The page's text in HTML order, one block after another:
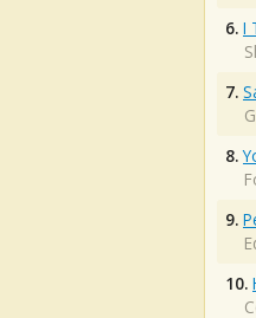
6. I
7.
8.
9.
10.